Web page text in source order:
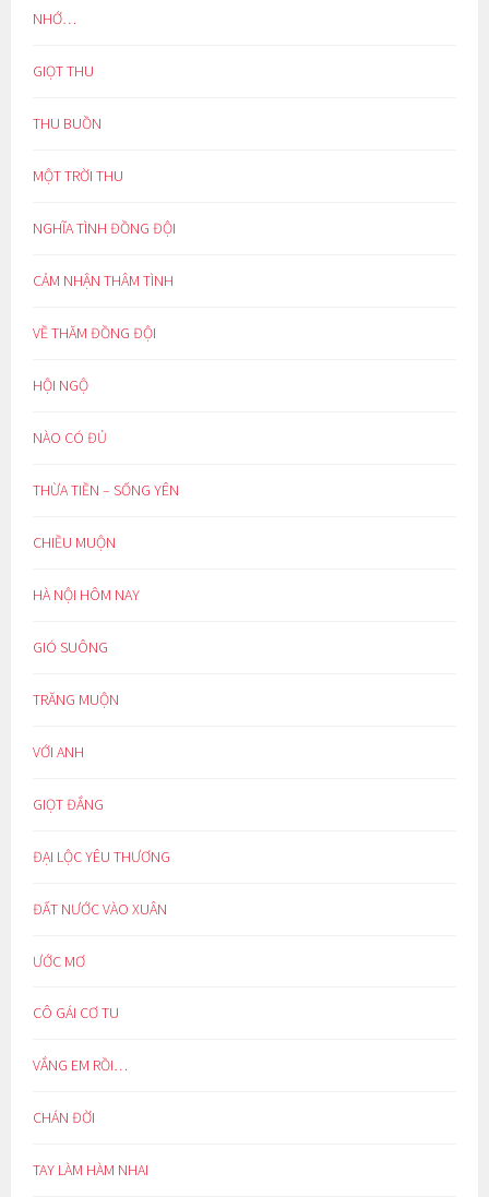
NHỚ…
GIỌT THU
THU BUỒN
MỘT TRỜI THU
NGHĨA TÌNH ĐỒNG ĐỘI
CẢM NHẬN THÂM TÌNH
VỀ THĂM ĐỒNG ĐỘI
HỘI NGỘ
NÀO CÓ ĐỦ
THỪA TIỀN – SỐNG YÊN
CHIỀU MUỘN
HÀ NỘI HÔM NAY
GIÓ SUÔNG
TRĂNG MUỘN
VỚI ANH
GIỌT ĐẮNG
ĐẠI LỘC YÊU THƯƠNG
ĐẤT NƯỚC VÀO XUÂN
ƯỚC MƠ
CÔ GÁI CƠ TU
VẮNG EM RỒI…
CHÁN ĐỜI
TAY LÀM HÀM NHAI